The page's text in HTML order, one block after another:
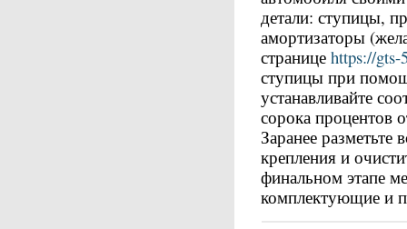
детали: ступицы,
амортизаторы
страницеhttps://gts-
ступицы при
устанавливайте
сорока процентов
Заранее разметьте
крепления и
финальном этапе
комплектующие и